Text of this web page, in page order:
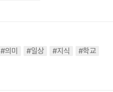
#의미 #일상 #지식
#학교